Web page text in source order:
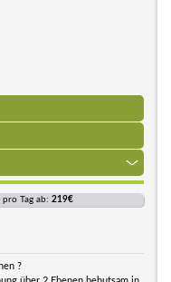
Tag ab: 219€
?